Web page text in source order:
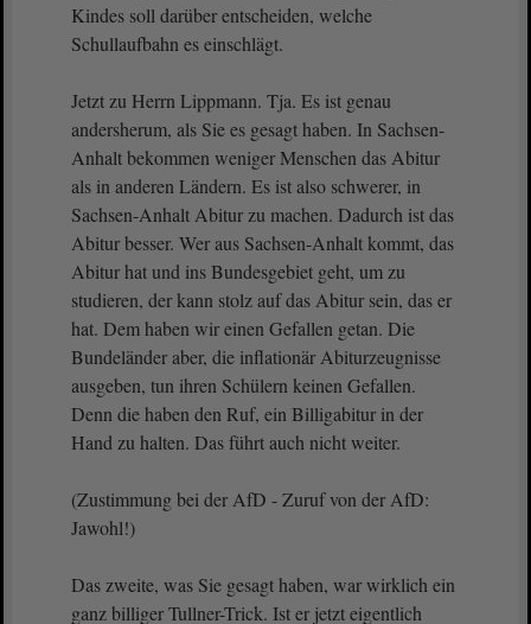
Kindes soll darüber entscheiden, welche
Schullaufbahn es einschlägt.
Jetzt zu Herrn Lippmann. Tja. Es ist genau
andersherum, als Sie es gesagt haben. In Sachsen-
Anhalt bekommen weniger Menschen das Abitur
als in anderen Ländern. Es ist also schwerer, in
Sachsen-Anhalt Abitur zu machen. Dadurch ist das
Abitur besser. Wer aus Sachsen-Anhalt kommt, das
Abitur hat und ins Bundesgebiet geht, um zu
studieren, der kann stolz auf das Abitur sein, das er
hat. Dem haben wir einen Gefallen getan. Die
Bundeländer aber, die inflationär Abiturzeugnisse
ausgeben, tun ihren Schülern keinen Gefallen.
Denn die haben den Ruf, ein Billigabitur in der
Hand zu halten. Das führt auch nicht weiter.
(Zustimmung bei der AfD - Zuruf von der AfD:
Jawohl!)
Das zweite, was Sie gesagt haben, war wirklich ein
ganz billiger Tullner-Trick. Ist er jetzt eigentlich